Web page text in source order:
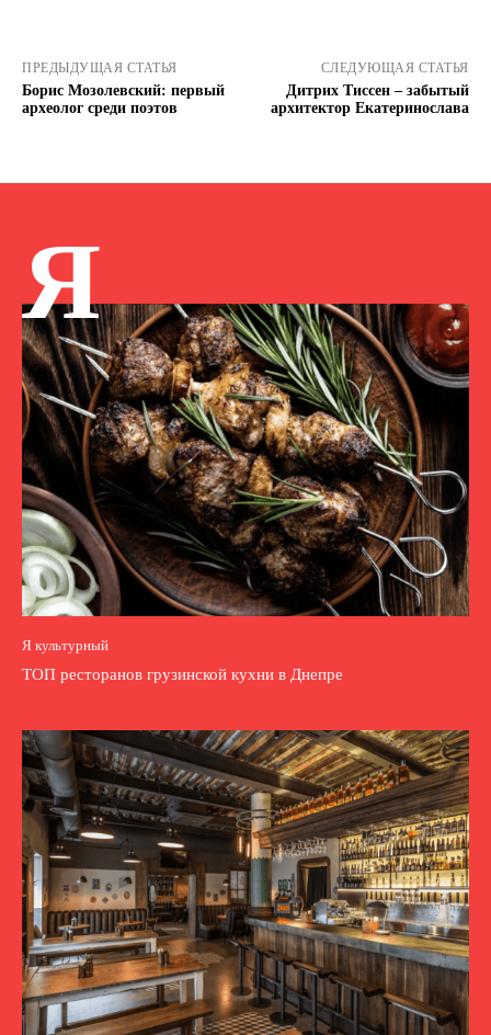
ПРЕДЫДУЩАЯ СТАТЬЯ
Борис Мозолевский: первый
археолог среди поэтов
СЛЕДУЮЩАЯ СТАТЬЯ
Дитрих Тиссен – забытый
архитектор Екатеринослава
Я
Я культурный
ТОП ресторанов грузинской кухни в Днепре